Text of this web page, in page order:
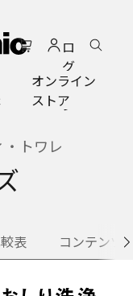
ロ
グ
イ
ン
オンライン
ストア
トワレ
表 コンテンツ